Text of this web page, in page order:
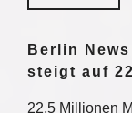
Berlin
steigt auf
22,5 Millionen